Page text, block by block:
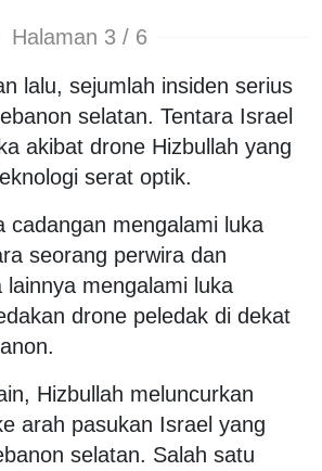
Halaman 3 / 6
lalu, sejumlah insiden serius
selatan. Tentara Israel
akibat drone Hizbullah yang
serat optik.
cadangan mengalami luka
seorang perwira dan
mengalami luka
drone peledak di dekat
Hizbullah meluncurkan
arah pasukan Israel yang
selatan. Salah satu